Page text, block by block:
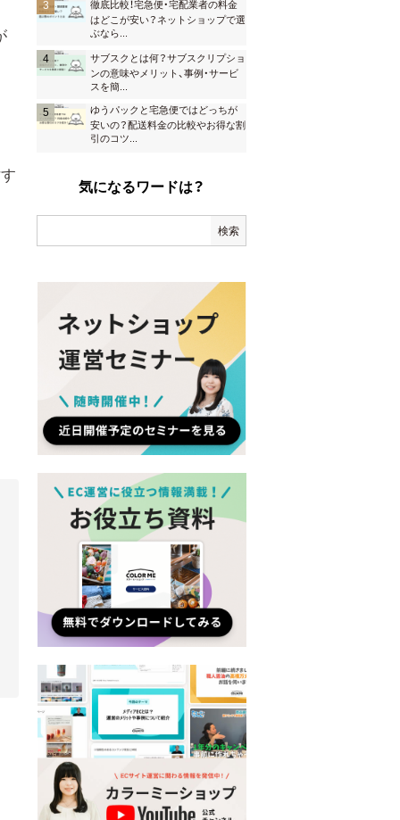
徹底比較！宅急便・宅配業者の料金
はどこが安い？ネットショップで選
ぶなら
サブスクとは何？サブスクリプショ
ンの意味やメリット、事例・サービ
スを簡
ゆうパックと宅急便ではどっちが
安いの？配送料金の比較やお得な割
引のコツ
気になるワードは？